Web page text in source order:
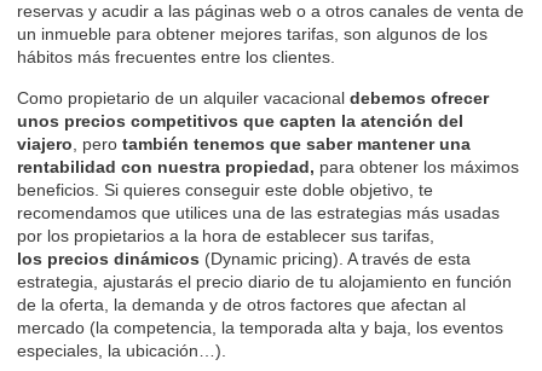
reservas y acudir a las páginas web o a otros canales de venta de
un inmueble para obtener mejores tarifas, son algunos de los
hábitos más frecuentes entre los clientes.
Como propietario de un alquiler vacacional debemos ofrecer
unos precios competitivos que capten la atención del
viajero , pero también tenemos que saber mantener una
rentabilidad con nuestra propiedad, para obtener los máximos
beneficios. Si quieres conseguir este doble objetivo, te
recomendamos que utilices una de las estrategias más usadas
por los propietarios a la hora de establecer sus tarifas,
los precios dinámicos (Dynamic pricing). A través de esta
estrategia, ajustarás el precio diario de tu alojamiento en función
de la oferta, la demanda y de otros factores que afectan al
mercado (la competencia, la temporada alta y baja, los eventos
especiales, la ubicación…).